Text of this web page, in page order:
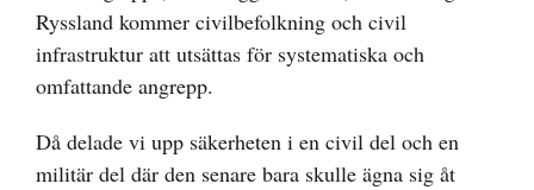
Ryssland kommer civilbefolkning och civil
infrastruktur att utsättas för systematiska och
omfattande angrepp.
Då delade vi upp säkerheten i en civil del och en
militär del där den senare bara skulle ägna sig åt